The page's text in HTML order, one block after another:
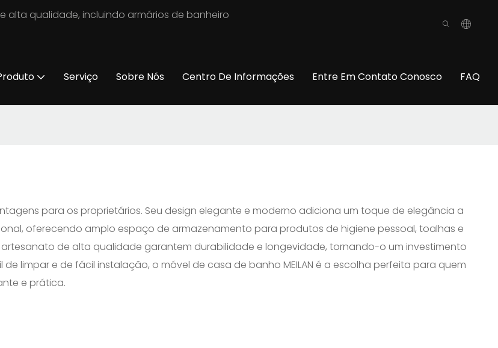
alta qualidade, incluindo armários de banheiro
Serviço Sobre Nós Centro De Informações Entre Em Contato Conosco FAQ
para os proprietários. Seu design elegante e moderno adiciona um toque de elegância a
oferecendo amplo espaço de armazenamento para produtos de higiene pessoal, toalhas e
artesanato de alta qualidade garantem durabilidade e longevidade, tornando-o um investimento
limpar e de fácil instalação, o móvel de casa de banho MEILAN é a escolha perfeita para quem
e prática.